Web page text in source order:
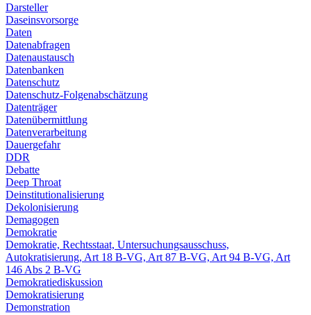
Darsteller
Daseinsvorsorge
Daten
Datenabfragen
Datenaustausch
Datenbanken
Datenschutz
Datenschutz-Folgenabschätzung
Datenträger
Datenübermittlung
Datenverarbeitung
Dauergefahr
DDR
Debatte
Deep Throat
Deinstitutionalisierung
Dekolonisierung
Demagogen
Demokratie
Demokratie, Rechtsstaat, Untersuchungsausschuss,
Autokratisierung, Art 18 B-VG, Art 87 B-VG, Art 94 B-VG, Art
146 Abs 2 B-VG
Demokratiediskussion
Demokratisierung
Demonstration